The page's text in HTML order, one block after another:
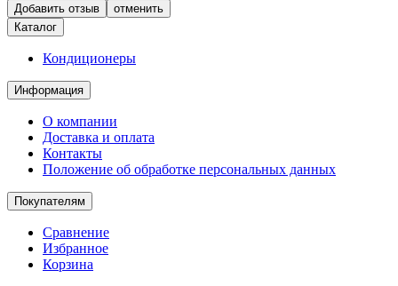
отменить
Каталог
Кондиционеры
Информация
О компании
Доставка и оплата
Контакты
Положение об обработке персональных данных
Покупателям
Сравнение
Избранное
Корзина